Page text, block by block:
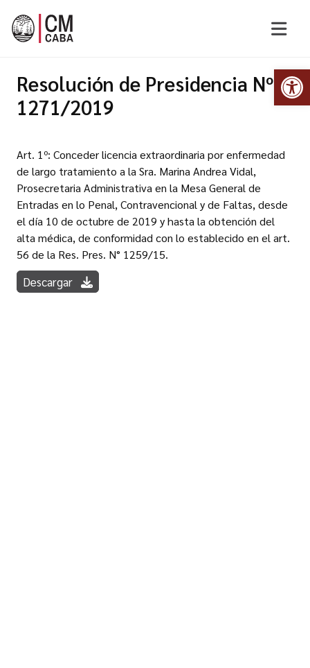
Resolución de Presidencia Nº
1271/2019
Art. 1º: Conceder licencia extraordinaria por enfermedad
de largo tratamiento a la Sra. Marina Andrea Vidal,
Prosecretaria Administrativa en la Mesa General de
Entradas en lo Penal, Contravencional y de Faltas, desde
el día 10 de octubre de 2019 y hasta la obtención del
alta médica, de conformidad con lo establecido en el art.
56 de la Res. Pres. N° 1259/15.
Descargar